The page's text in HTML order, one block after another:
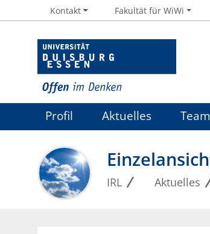
Kontakt Fakultät für WiWi
Profil Aktuelles Team
IRL Aktuelles